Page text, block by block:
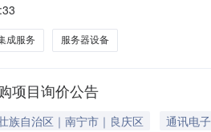
南德新工程管理咨询有限公司监管部
码中标价
成服务 服务器设备
项目询价公告
族自治区｜南宁市｜良庆区
通讯电子